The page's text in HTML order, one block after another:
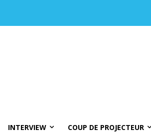
INTERVIEW COUP DE PROJECTEUR